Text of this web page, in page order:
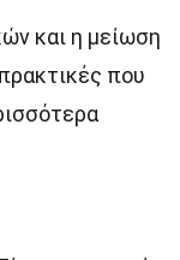
και η μείωση
που